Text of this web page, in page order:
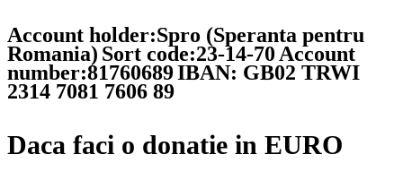
Account holder:Spro (Speranta pentru
Romania) Sort code:23-14-70 Account
number:81760689IBAN: GB02 TRWI
2314 7081 7606 89
Daca faci o donatie in EURO